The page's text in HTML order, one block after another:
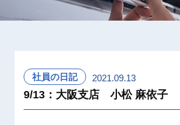
社員の日記 2021.09.13
9/13：大阪支店 小松 麻依子